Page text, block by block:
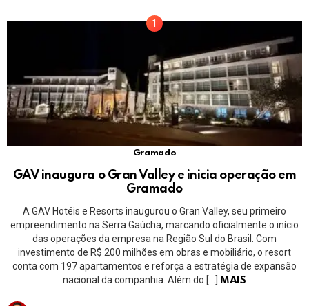
Gramado
GAV inaugura o Gran Valley e inicia operação em
Gramado
A GAV Hotéis e Resorts inaugurou o Gran Valley, seu primeiro
empreendimento na Serra Gaúcha, marcando oficialmente o início
das operações da empresa na Região Sul do Brasil. Com
investimento de R$ 200 milhões em obras e mobiliário, o resort
conta com 197 apartamentos e reforça a estratégia de expansão
nacional da companhia. Além do […]
MAIS